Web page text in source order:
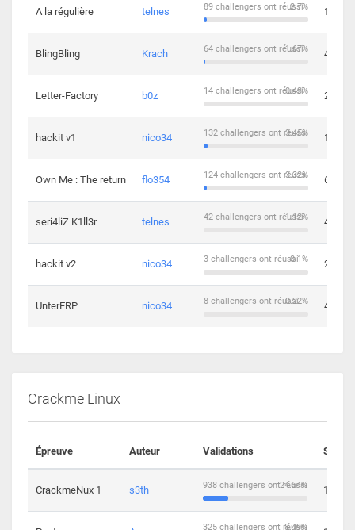
A la régulière telnes 2.7%
89 challengers ont réussi 10
BlingBling Krach 1.67%
64 challengers ont réussi 4
Letter-Factory b0z 0.43%
14 challengers ont réussi 2
hackit v1 nico34 3.45%
132 challengers ont réussi 12
Own Me : The return flo354 3.32%
124 challengers ont réussi 6
seri4liZ K1ll3r telnes 1.12%
42 challengers ont réussi 4
hackit v2 nico34 0.1%
3 challengers ont réussi 2
UnterERP nico34 0.22%
8 challengers ont réussi 4
Crackme Linux
Épreuve Auteur Validations
CrackmeNux 1 s3th 24.54%
938 challengers ont réussi 14
8.49%
325 challengers ont réussi